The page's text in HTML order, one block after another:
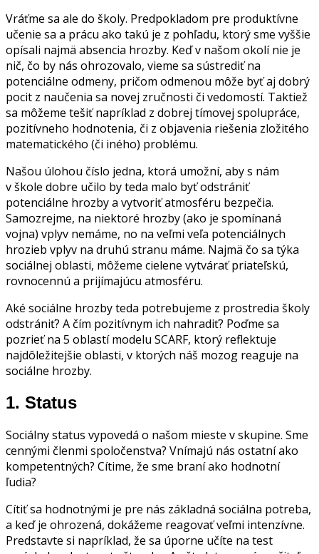
Vráťme sa ale do školy. Predpokladom pre produktívne
učenie sa a prácu ako takú je z pohľadu, ktorý sme vyššie
opísali najmä absencia hrozby. Keď v našom okolí nie je
nič, čo by nás ohrozovalo, vieme sa sústrediť na
potenciálne odmeny, pričom odmenou môže byť aj dobrý
pocit z naučenia sa novej zručnosti či vedomostí. Taktiež
sa môžeme tešiť napríklad z dobrej tímovej spolupráce,
pozitívneho hodnotenia, či z objavenia riešenia zložitého
matematického (či iného) problému.
Našou úlohou číslo jedna, ktorá umožní, aby s nám
v škole dobre učilo by teda malo byť odstrániť
potenciálne hrozby a vytvoriť atmosféru bezpečia.
Samozrejme, na niektoré hrozby (ako je spomínaná
vojna) vplyv nemáme, no na veľmi veľa potenciálnych
hrozieb vplyv na druhú stranu máme. Najmä čo sa týka
sociálnej oblasti, môžeme cielene vytvárať priateľskú,
rovnocennú a prijímajúcu atmosféru.
Aké sociálne hrozby teda potrebujeme z prostredia školy
odstrániť? A čím pozitívnym ich nahradiť? Poďme sa
pozrieť na 5 oblastí modelu SCARF, ktorý reflektuje
najdôležitejšie oblasti, v ktorých náš mozog reaguje na
sociálne hrozby.
1. Status
Sociálny status vypovedá o našom mieste v skupine. Sme
cennými členmi spoločenstva? Vnímajú nás ostatní ako
kompetentných? Cítime, že sme braní ako hodnotní
ľudia?
Cítiť sa hodnotnými je pre nás základná sociálna potreba,
a keď je ohrozená, dokážeme reagovať veľmi intenzívne.
Predstavte si napríklad, že sa úporne učíte na test